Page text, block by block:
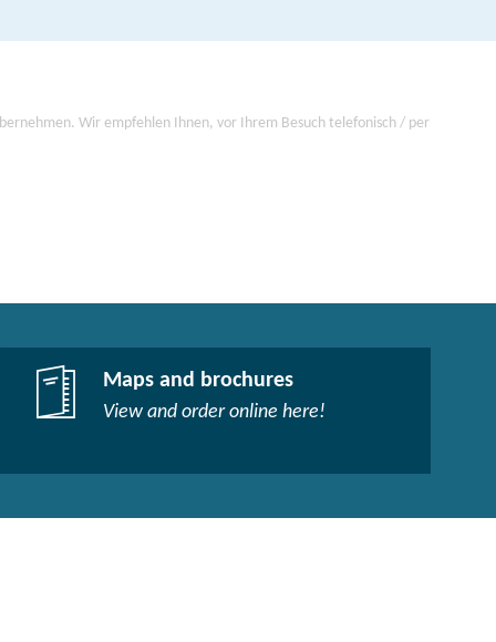
Wir empfehlen Ihnen, vor Ihrem Besuch telefonisch / per
Maps and brochures
View and order online here!​